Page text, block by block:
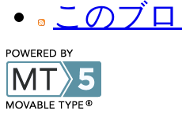
このブ